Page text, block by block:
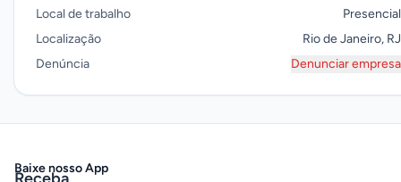
Local de trabalho
Presencial
Localização
Rio de Janeiro, RJ
Denúncia
Denunciar empresa
Baixe nosso App